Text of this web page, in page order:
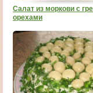
Салат из моркови с
орехами